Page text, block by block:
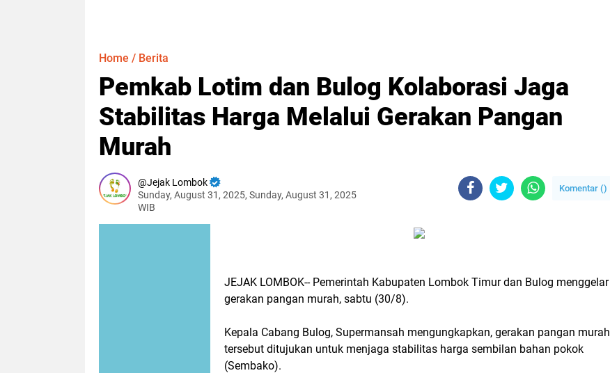
Home / Berita
Pemkab Lotim dan Bulog Kolaborasi Jaga
Stabilitas Harga Melalui Gerakan Pangan
Murah
Jejak Lombok
Sunday, August 31, 2025, Sunday, August 31, 2025
WIB
Komentar ()
JEJAK LOMBOK-- Pemerintah Kabupaten Lombok Timur dan Bulog menggelar
gerakan pangan murah, sabtu (30/8).
Kepala Cabang Bulog, Supermansah mengungkapkan, gerakan pangan murah
tersebut ditujukan untuk menjaga stabilitas harga sembilan bahan pokok
(Sembako).